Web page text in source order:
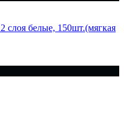
белые, 150шт.(мягкая